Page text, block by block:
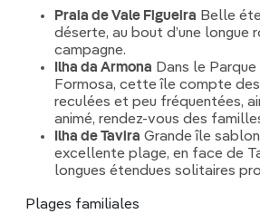
Praia de Vale Figueira Belle
déserte, au bout d’une longue
campagne.
Ilha da Armona Dans le
Formosa, cette île compte
reculées et peu fréquentées,
animé, rendez-vous des
Ilha de Tavira Grande île
excellente plage, en face de
longues étendues solitaires
Plages familiales